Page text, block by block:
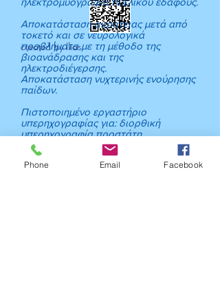
created by Ilias
Αποκατάσταση ακράτειας μετά από
τοκετό και σε νευρολογικά
προβλήματα με τη μέθοδο της
βιοανάδρασης και της
ηλεκτροδιέγερσης.
Αποκατάσταση νυχτερινής ενούρησης
παίδων.
Πιστοποιημένο εργαστήριο
υπερηχογραφίας για: διορθική
υπερηχογραφία προστάτη
Κατευθυνόμενη βιοψία προστάτη
Έλεγχος νεφρών, κύστεως
Doppler
Phone Email Facebook